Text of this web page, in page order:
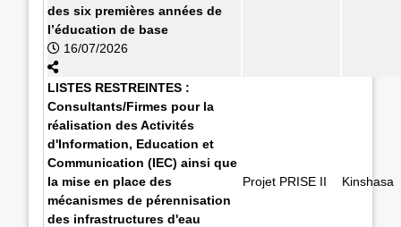
des six premières années de
l’éducation de base
16/07/2026
LISTES RESTREINTES :
Consultants/Firmes pour la
réalisation des Activités
d'Information, Education et
Communication (IEC) ainsi que
la mise en place des
mécanismes de pérennisation
des infrastructures d'eau
Projet PRISE II Kinshasa